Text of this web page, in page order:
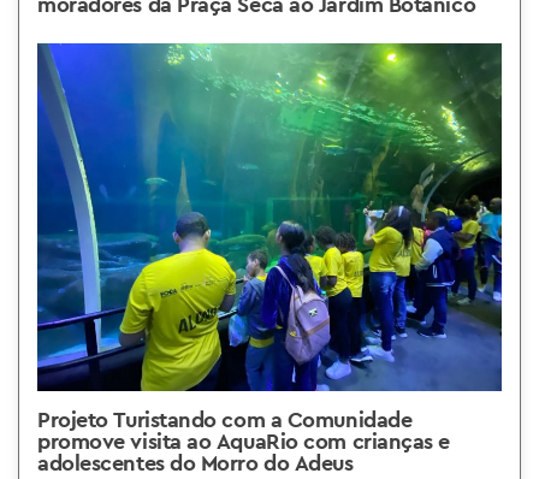
Projeto Turistando com a Comunidade
promove visita ao AquaRio com crianças e
adolescentes do Morro do Adeus